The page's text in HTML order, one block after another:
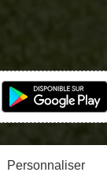
Personnaliser